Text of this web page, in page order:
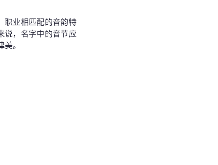
职业相匹配的音韵特
说，名字中的音节应
。